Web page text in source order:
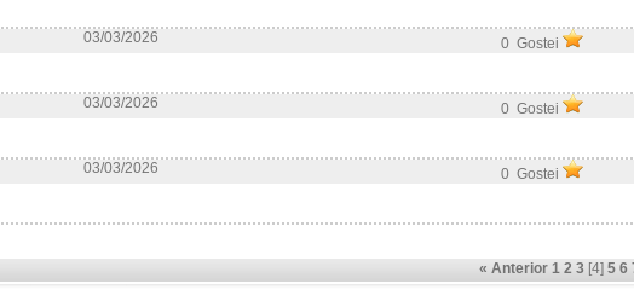
03/03/2026 0 Gostei
03/03/2026 0 Gostei
03/03/2026 0 Gostei
« Anterior 1 2 3 [4] 5 6